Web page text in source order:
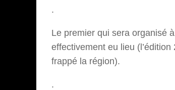
.
Le premier qui sera organisé
effectivement eu lieu
frappé la région).
.